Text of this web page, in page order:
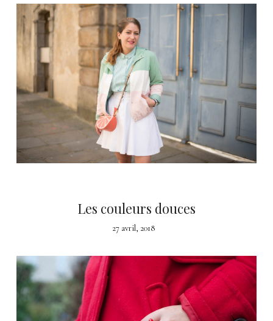
Les couleurs douces
27 avril, 2018